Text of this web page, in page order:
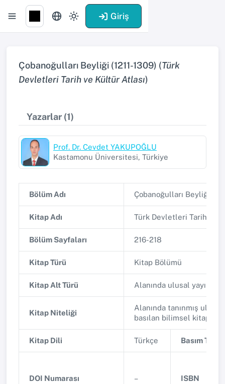
Giriş
Çobanoğulları Beyliği (1211-1309) (Türk
Devletleri Tarih ve Kültür Atlası)
Yazarlar (1)
Prof. Dr. Cevdet YAKUPOĞLU
Kastamonu Üniversitesi, Türkiye
Bölüm Adı Çobanoğulları Beyliği
Kitap Adı Türk Devletleri Tarih ve
Bölüm Sayfaları 216-218
Kitap Türü Kitap Bölümü
Kitap Alt Türü Alanında ulusal
Kitap Niteliği
Alanında tanınmış
basılan bilimsel kitap
Kitap Dili Türkçe Basım Tarihi
DOI Numarası – ISBN